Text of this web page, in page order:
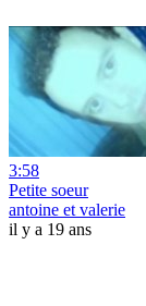
3:58
Petite soeur
antoine et valerie
il y a 19 ans